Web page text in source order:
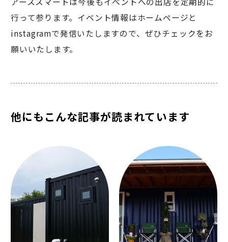
行って参ります。イベント情報はホームページと
instagramで発信いたしますので、ぜひチェックをお
願いいたします。
他にもこんな記事が読まれています